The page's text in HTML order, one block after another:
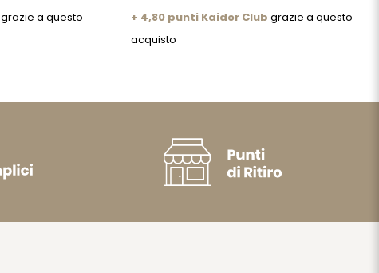
grazie a questo
+ 4,80 punti Kaidor Club grazie a questo
acquisto